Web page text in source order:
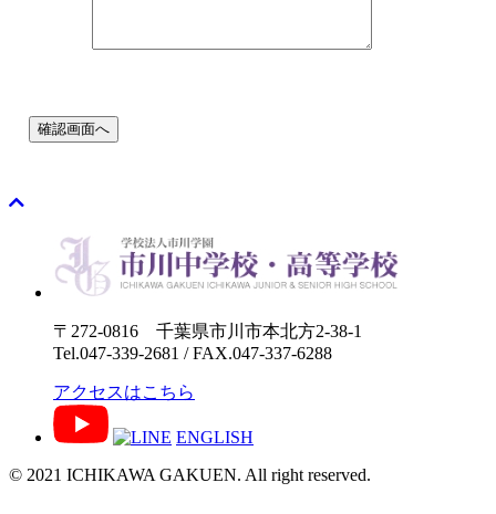
〒272-0816 千葉県市川市本北方2-38-1
Tel.047-339-2681 / FAX.047-337-6288
アクセスはこちら
ENGLISH
© 2021 ICHIKAWA GAKUEN. All right reserved.